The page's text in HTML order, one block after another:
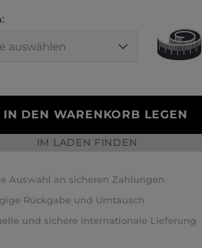
IN DEN WARENKORB LEGEN
IM LADEN FINDEN
Auswahl an sicheren Zahlungen
Rückgabe und Umtausch
und sichere internationale Lieferung